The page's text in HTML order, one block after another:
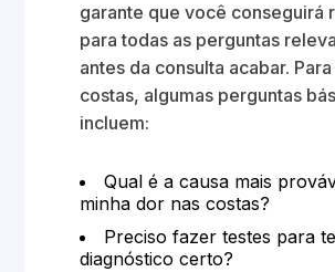
garante que você conseguirá
para todas as perguntas
antes da consulta acabar.
costas, algumas perguntas
incluem:
Qual é a causa mais
minha dor nas costas?
Preciso fazer testes para
diagnóstico certo?